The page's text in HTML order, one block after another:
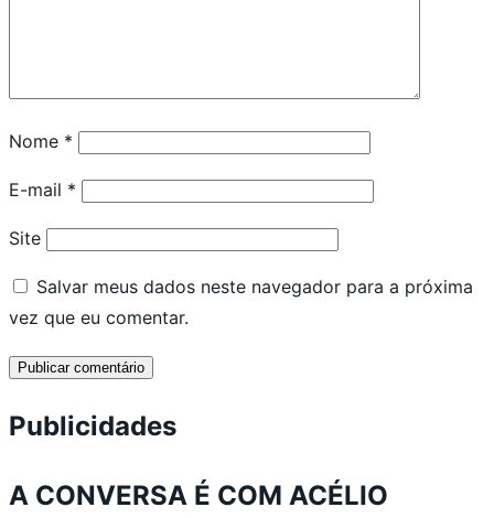
Nome *
E-mail *
Site
Salvar meus dados neste navegador para a próxima
vez que eu comentar.
Publicidades
A CONVERSA É COM ACÉLIO